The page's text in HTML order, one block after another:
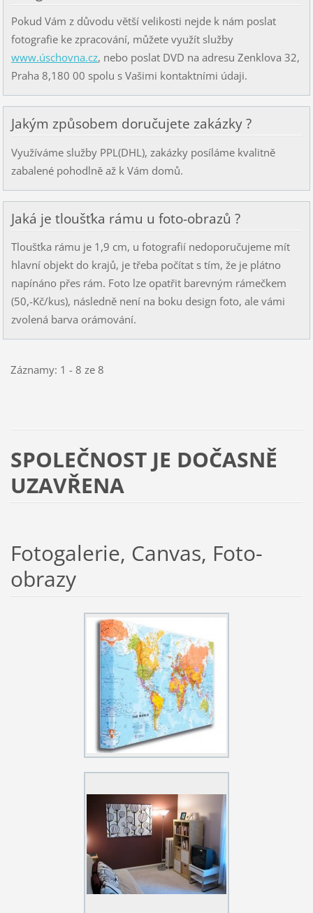
Pokud Vám z důvodu větší velikosti nejde k nám poslat
fotografie ke zpracování, můžete využít služby
www.úschovna.cz, nebo poslat DVD na adresu Zenklova 32,
Praha 8,180 00 spolu s Vašimi kontaktními údaji.
Jakým způsobem doručujete zakázky ?
Využíváme služby PPL(DHL), zakázky posíláme kvalitně
zabalené pohodlně až k Vám domů.
Jaká je tloušťka rámu u foto-obrazů ?
Tloušťka rámu je 1,9 cm, u fotografií nedoporučujeme mít
hlavní objekt do krajů, je třeba počítat s tím, že je plátno
napínáno přes rám. Foto lze opatřit barevným rámečkem
(50,-Kč/kus), následně není na boku design foto, ale vámi
zvolená barva orámování.
Záznamy: 1 - 8 ze 8
SPOLEČNOST JE DOČASNĚ
UZAVŘENA
Fotogalerie, Canvas, Foto-
obrazy